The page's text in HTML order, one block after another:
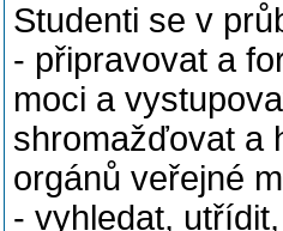
Studenti se v
- připravovat a
moci a
shromažďovat a
orgánů veřejné
- vyhledat,